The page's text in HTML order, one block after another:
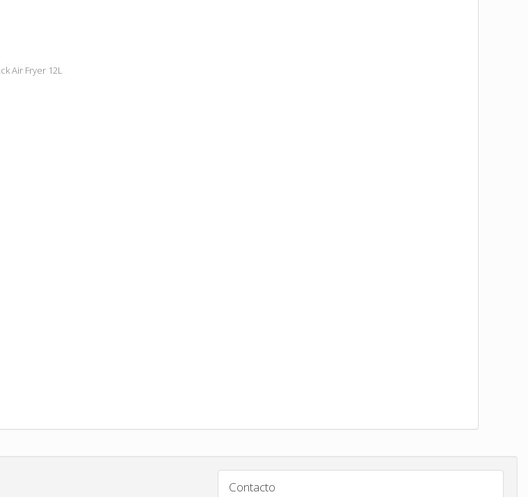
Air Fryer 12L
Contacto